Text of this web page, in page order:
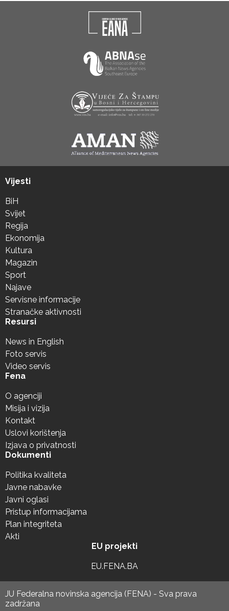
Vijesti
BiH
Svijet
Regija
Ekonomija
Kultura
Magazin
Sport
Najave
Servisne informacije
Stranačke aktivnosti
Resursi
News in English
Foto servis
Video servis
Fena
O agenciji
Misija i vizija
Kontakt
Uslovi korištenja
Izjava o privatnosti
Dokumenti
Politika kvaliteta
Javne nabavke
Javni oglasi
Pristup informacijama
Plan integriteta
Akti
EU projekti
EU.FENA.BA
JU Federalna novinska agencija (FENA) - Sva prava
zadržana